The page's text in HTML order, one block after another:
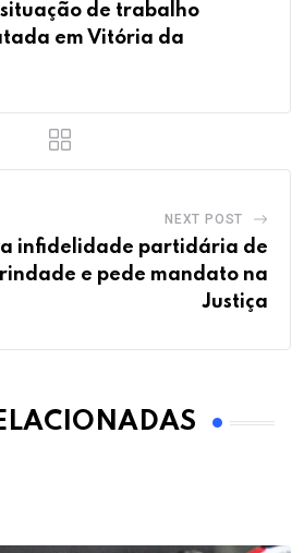
situação de trabalho
em Vitória da
NEXT POST
infidelidade partidária de
e pede mandato na
Justiça